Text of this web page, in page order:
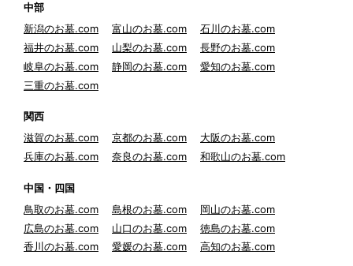
中部
新潟のお墓.com
富山のお墓.com
石川のお墓.com
福井のお墓.com
山梨のお墓.com
長野のお墓.com
岐阜のお墓.com
静岡のお墓.com
愛知のお墓.com
三重のお墓.com
関西
滋賀のお墓.com
京都のお墓.com
大阪のお墓.com
兵庫のお墓.com
奈良のお墓.com 和歌山のお墓.com
中国・四国
鳥取のお墓.com
島根のお墓.com
岡山のお墓.com
広島のお墓.com
山口のお墓.com
徳島のお墓.com
香川のお墓.com
愛媛のお墓.com 高知のお墓.com